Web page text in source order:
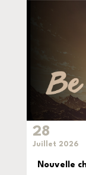
28
Juillet 2026
Nouvelle